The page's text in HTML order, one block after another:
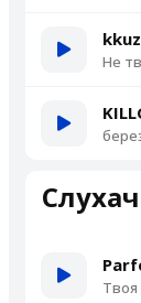
Не
Твоя